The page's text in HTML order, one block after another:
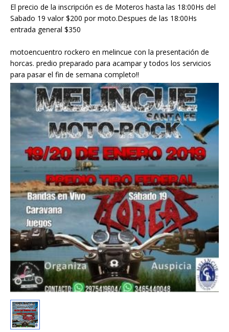
El precio de la inscripción es de Moteros hasta las 18:00Hs del
Sabado 19 valor $200 por moto.Despues de las 18:00Hs
entrada general $350
motoencuentro rockero en melincue con la presentación de
horcas. predio preparado para acampar y todos los servicios
para pasar el fin de semana completo!!